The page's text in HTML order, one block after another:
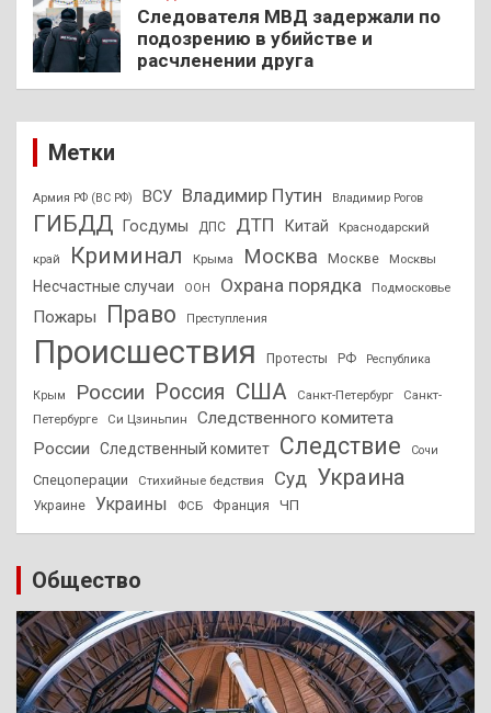
Следователя МВД задержали по
подозрению в убийстве и
расчленении друга
Метки
Армия РФ (ВС РФ) ВСУ Владимир Путин Владимир Рогов
ГИБДД Госдумы ДПС ДТП Китай Краснодарский
край Криминал Крыма Москва Москве Москвы
Несчастные случаи ООН Охрана порядка Подмосковье
Пожары Право Преступления
Происшествия Протесты РФ Республика
Крым России Россия США Санкт-Петербург
Санкт-
Петербурге
Си Цзиньпин
Следственного комитета
России
Следственный комитет Следствие Сочи
Спецоперации Стихийные бедствия Суд Украина
Украине Украины ФСБ Франция ЧП
Общество